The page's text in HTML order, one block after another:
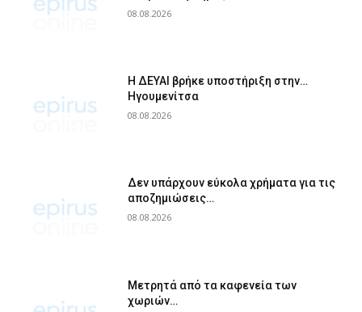
08.08.2026
Η ΔΕΥΑΙ βρήκε υποστήριξη στην…
Ηγουμενίτσα
08.08.2026
Δεν υπάρχουν εύκολα χρήματα για τις
αποζημιώσεις…
08.08.2026
Μετρητά από τα καφενεία των
χωριών…